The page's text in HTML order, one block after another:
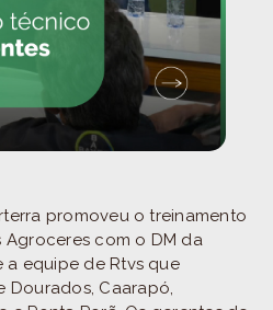
promoveu o treinamento
com o DM da
a equipe de Rtvs que
Dourados, Caarapó,